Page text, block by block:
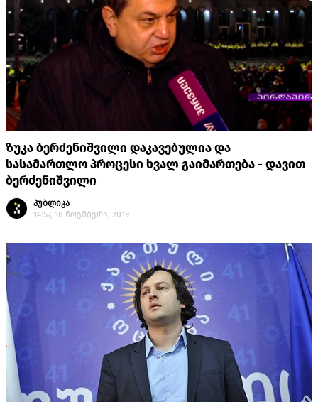
ზუკა ბერძენიშვილი დაკავებულია და
სასამართლო პროცესი ხვალ გაიმართება - დავით
ბერძენიშვილი
პუბლიკა
14:57, 18 ნოემბერი, 2019